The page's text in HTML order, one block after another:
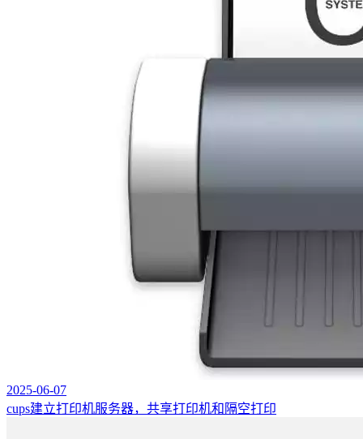
2025-06-07
cups建立打印机服务器，共享打印机和隔空打印